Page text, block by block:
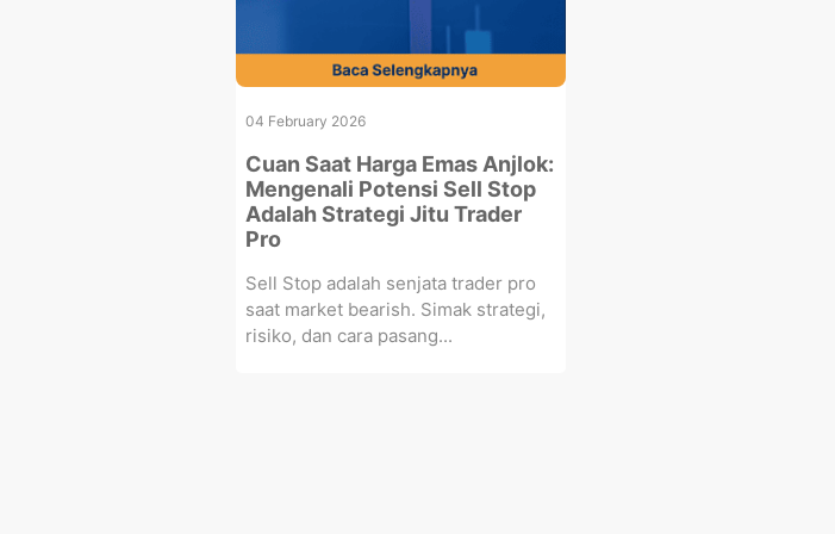
04 February 2026
Cuan Saat Harga Emas Anjlok:
Mengenali Potensi Sell Stop
Adalah Strategi Jitu Trader
Pro
Sell Stop adalah senjata trader pro
saat market bearish. Simak strategi,
risiko, dan cara pasang...